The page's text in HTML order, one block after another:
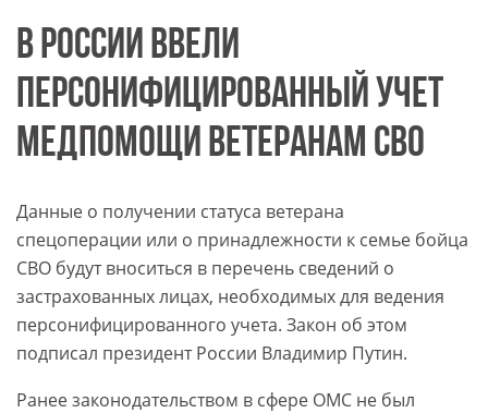
В РОССИИ ВВЕЛИ
ПЕРСОНИФИЦИРОВАННЫЙ УЧЕТ
МЕДПОМОЩИ ВЕТЕРАНАМ СВО
Данные о получении статуса ветерана
спецоперации или о принадлежности к семье бойца
СВО будут вноситься в перечень сведений о
застрахованных лицах, необходимых для ведения
персонифицированного учета. Закон об этом
подписал президент России Владимир Путин.
Ранее законодательством в сфере ОМС не был